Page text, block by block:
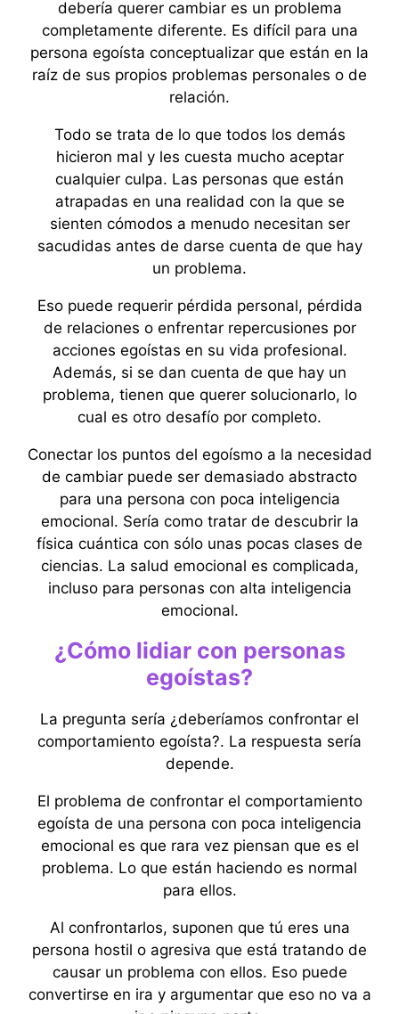
debería querer cambiar es un problema
completamente diferente. Es difícil para una
persona egoísta conceptualizar que están en la
raíz de sus propios problemas personales o de
relación.
Todo se trata de lo que todos los demás
hicieron mal y les cuesta mucho aceptar
cualquier culpa. Las personas que están
atrapadas en una realidad con la que se
sienten cómodos a menudo necesitan ser
sacudidas antes de darse cuenta de que hay
un problema.
Eso puede requerir pérdida personal, pérdida
de relaciones o enfrentar repercusiones por
acciones egoístas en su vida profesional.
Además, si se dan cuenta de que hay un
problema, tienen que querer solucionarlo, lo
cual es otro desafío por completo.
Conectar los puntos del egoísmo a la necesidad
de cambiar puede ser demasiado abstracto
para una persona con poca inteligencia
emocional. Sería como tratar de descubrir la
física cuántica con sólo unas pocas clases de
ciencias. La salud emocional es complicada,
incluso para personas con alta inteligencia
emocional.
¿Cómo lidiar con personas
egoístas?
La pregunta sería ¿deberíamos confrontar el
comportamiento egoísta?. La respuesta sería
depende.
El problema de confrontar el comportamiento
egoísta de una persona con poca inteligencia
emocional es que rara vez piensan que es el
problema. Lo que están haciendo es normal
para ellos.
Al confrontarlos, suponen que tú eres una
persona hostil o agresiva que está tratando de
causar un problema con ellos. Eso puede
convertirse en ira y argumentar que eso no va a